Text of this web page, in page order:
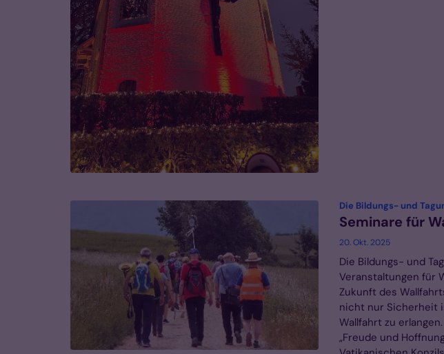
Die Bildungs- und
Seminare für
20. Okt. 2025
Die Bildungs- und
Veranstaltungen für
Zukunft des
nicht nur Sicherheit
Wallfahrt zu
„Freude und